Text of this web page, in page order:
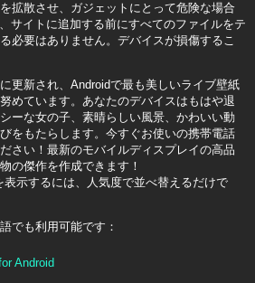
拡散させ、ガジェットにとって危険な場合
サイトに追加する前にすべてのファイルをテ
必要はありません。デバイスが損傷するこ
更新され、Androidで最も美しいライブ壁紙
めています。あなたのデバイスはもはや退
ーな女の子、素晴らしい風景、かわいい動
をもたらします。今すぐお使いの携帯電話
さい！最新のモバイルディスプレイの高品
の傑作を作成できます！
示するには、人気度で並べ替えるだけで
でも利用可能です：
Android